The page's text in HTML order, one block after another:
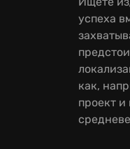
успеха
как,
проект